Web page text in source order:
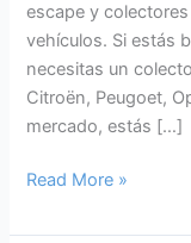
escape y
vehículos. Si estás
necesitas un
Citroën, Peugoet,
mercado, estás […]
Colectores
Escape
Read More »